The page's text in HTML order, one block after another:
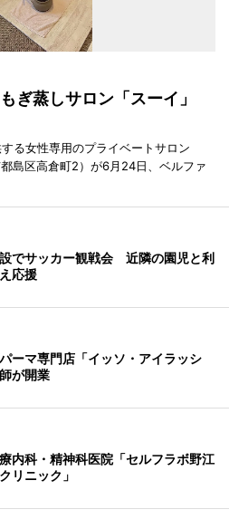
ぎ蒸しサロン「スーイ」
る女性専用のプライベートサロン
島区高倉町2）が6月24日、ベルファ
でサッカー観戦会 近隣の園児と利
応援
ーマ専門店「イッソ・アイラッシ
が開業
内科・精神科医院「セルフラボ野江
リニック」